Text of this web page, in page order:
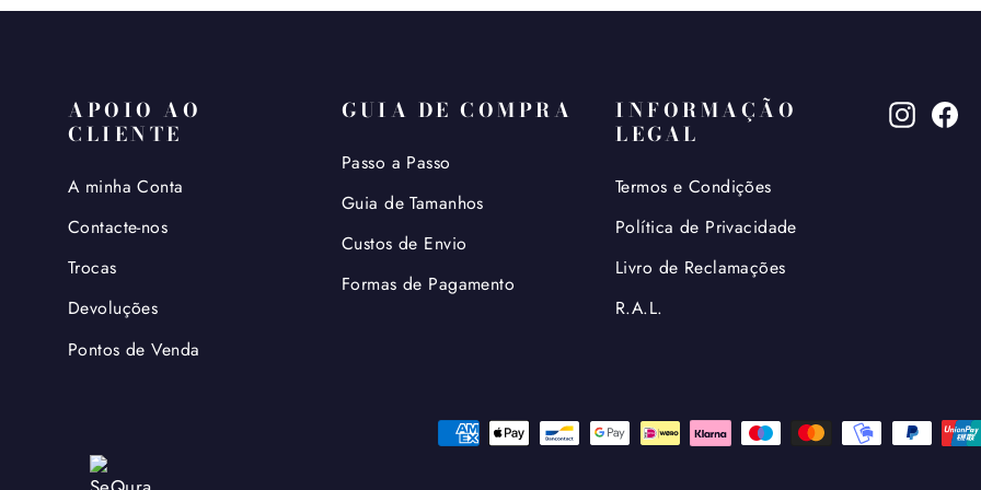
APOIO AO
CLIENTE
A minha Conta
Contacte-nos
Trocas
Devoluções
Pontos de Venda
GUIA DE COMPRA
Passo a Passo
Guia de Tamanhos
Custos de Envio
Formas de Pagamento
INFORMAÇÃO
LEGAL
Termos e Condições
Política de Privacidade
Livro de Reclamações
R.A.L.
Instagram